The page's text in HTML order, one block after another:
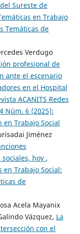
Sureste de
en Trabajo
Temáticas de
Verdugo
profesional de
ante el escenario
en el Hospital
ACANITS Redes
Núm. 6 (2025):
en Trabajo Social
Jiménez
hoy ,
en Trabajo Social:
de
Acela Mayanix
Vázquez, La
con el